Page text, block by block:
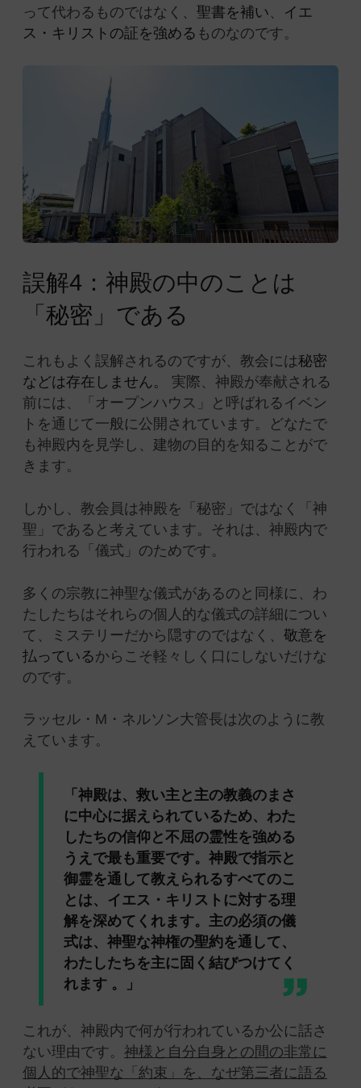
って代わるものではなく、 聖書を補い
イエ
ス・キリストの証を強める ものなのです。
誤解4：神殿の中のことは
「秘密」である
これもよく誤解されるのですが、教会には秘密
などは存在しません。
実際、神殿が奉献される
前には、「オープンハウス」と呼ばれるイベン
トを通じて一般に公開されています。どなたで
も神殿内を見学し、建物の目的を知ることがで
きます。
しかし、教会員は神殿を「秘密」ではなく「神
聖」であると考えています。それは、神殿内で
行われる「儀式」のためです。
多くの宗教に神聖な儀式があるのと同様に、わ
たしたちはそれらの個人的な儀式の詳細につい
て、ミステリーだから隠すのではなく、 敬意を
払っているからこそ軽々しく口にしないだけな
のです。
ラッセル・M・ネルソン大管長は次のように教
えています。
「神殿は、救い主と主の教義のまさ
に中心に据えられているため、わた
したちの信仰と不屈の霊性を強める
うえで最も重要です。神殿で指示と
御霊を通して教えられるすべてのこ
とは、イエス・キリストに対する理
解を深めてくれます。主の必須の儀
式は、神聖な神権の聖約を通して、
わたしたちを主に固く結びつけてく
れます 。」
これが、神殿内で何が行われているか公に話さ
ない理由です。 神様と自分自身との間の非常に
個人的で神聖な「約束」を、なぜ第三者に語る